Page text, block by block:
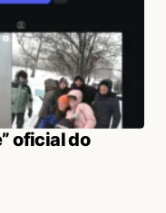
oficial do